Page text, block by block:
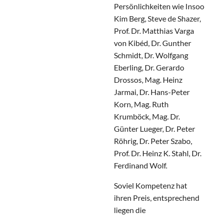
Persönlichkeiten wie Insoo
Kim Berg, Steve de Shazer,
Prof. Dr. Matthias Varga
von Kibéd, Dr. Gunther
Schmidt, Dr. Wolfgang
Eberling, Dr. Gerardo
Drossos, Mag. Heinz
Jarmai, Dr. Hans-Peter
Korn, Mag. Ruth
Krumböck, Mag. Dr.
Günter Lueger, Dr. Peter
Röhrig, Dr. Peter Szabo,
Prof. Dr. Heinz K. Stahl, Dr.
Ferdinand Wolf.
Soviel Kompetenz hat
ihren Preis, entsprechend
liegen die